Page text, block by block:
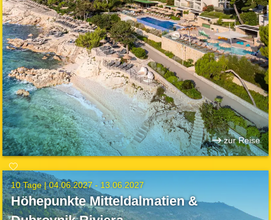
zur Reise
10 Tage |04.06.2027 - 13.06.2027
Höhepunkte Mitteldalmatien &